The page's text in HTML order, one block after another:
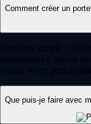
Comment créer un
C'est très simple :
instructions à l'écran
validé, votre
Que puis-je faire avec